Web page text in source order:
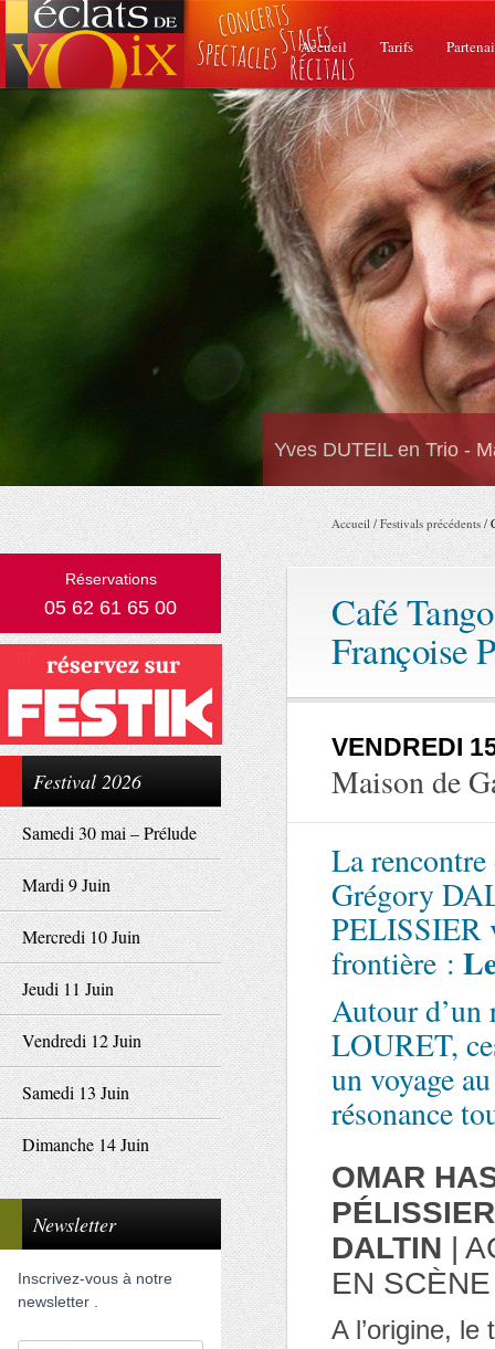
Accueil Tarifs
Yves DUTEIL en Trio -
Réservations
05 62 61 65 00
Festival 2026
Samedi 30 mai – Prélude
Mardi 9 Juin
Mercredi 10 Juin
Jeudi 11 Juin
Vendredi 12 Juin
Samedi 13 Juin
Dimanche 14 Juin
Newsletter
Inscrivez-vous à notre
newsletter .
Accueil /Festivals précédents /
Café
Françoise
VENDREDI
Maison de
La
Grégory
PELISSIER
frontière :
Autour d’un
LOURET,
un voyage
résonance
OMAR
DALTIN |
EN SCÈNE
A l’origine,